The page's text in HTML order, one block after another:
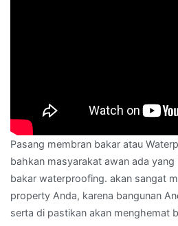
Pasang membran bakar atau
bahkan masyarakat awan ada
bakar waterproofing. akan sangat
property Anda, karena bangunan
serta di pastikan akan menghemat